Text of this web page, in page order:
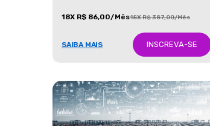
18X R$ 86,00/Mês18X R$ 387,00/Mês
SAIBA MAIS INSCREVA-SE